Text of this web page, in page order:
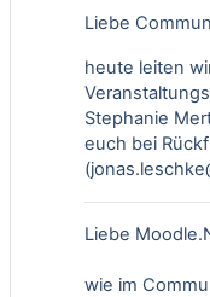
Liebe
heute leiten
Stephanie
euch bei
(
Liebe
wie im